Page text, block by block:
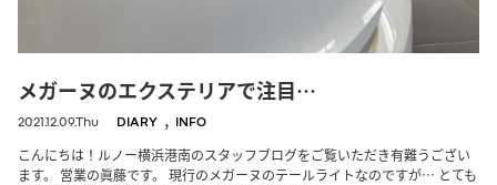
メガーヌのエクステリアで注目…
2021.12.09.Thu DIARY , INFO
こんにちは！ルノー横浜港南のスタッフブログをご覧いただき有難うござい
ます。 営業の眞藤です。 現行のメガーヌのテールライトなのですが… とても